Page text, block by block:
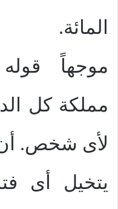
المائة.
موجهاً
لأى شخص.
يتخيل أى